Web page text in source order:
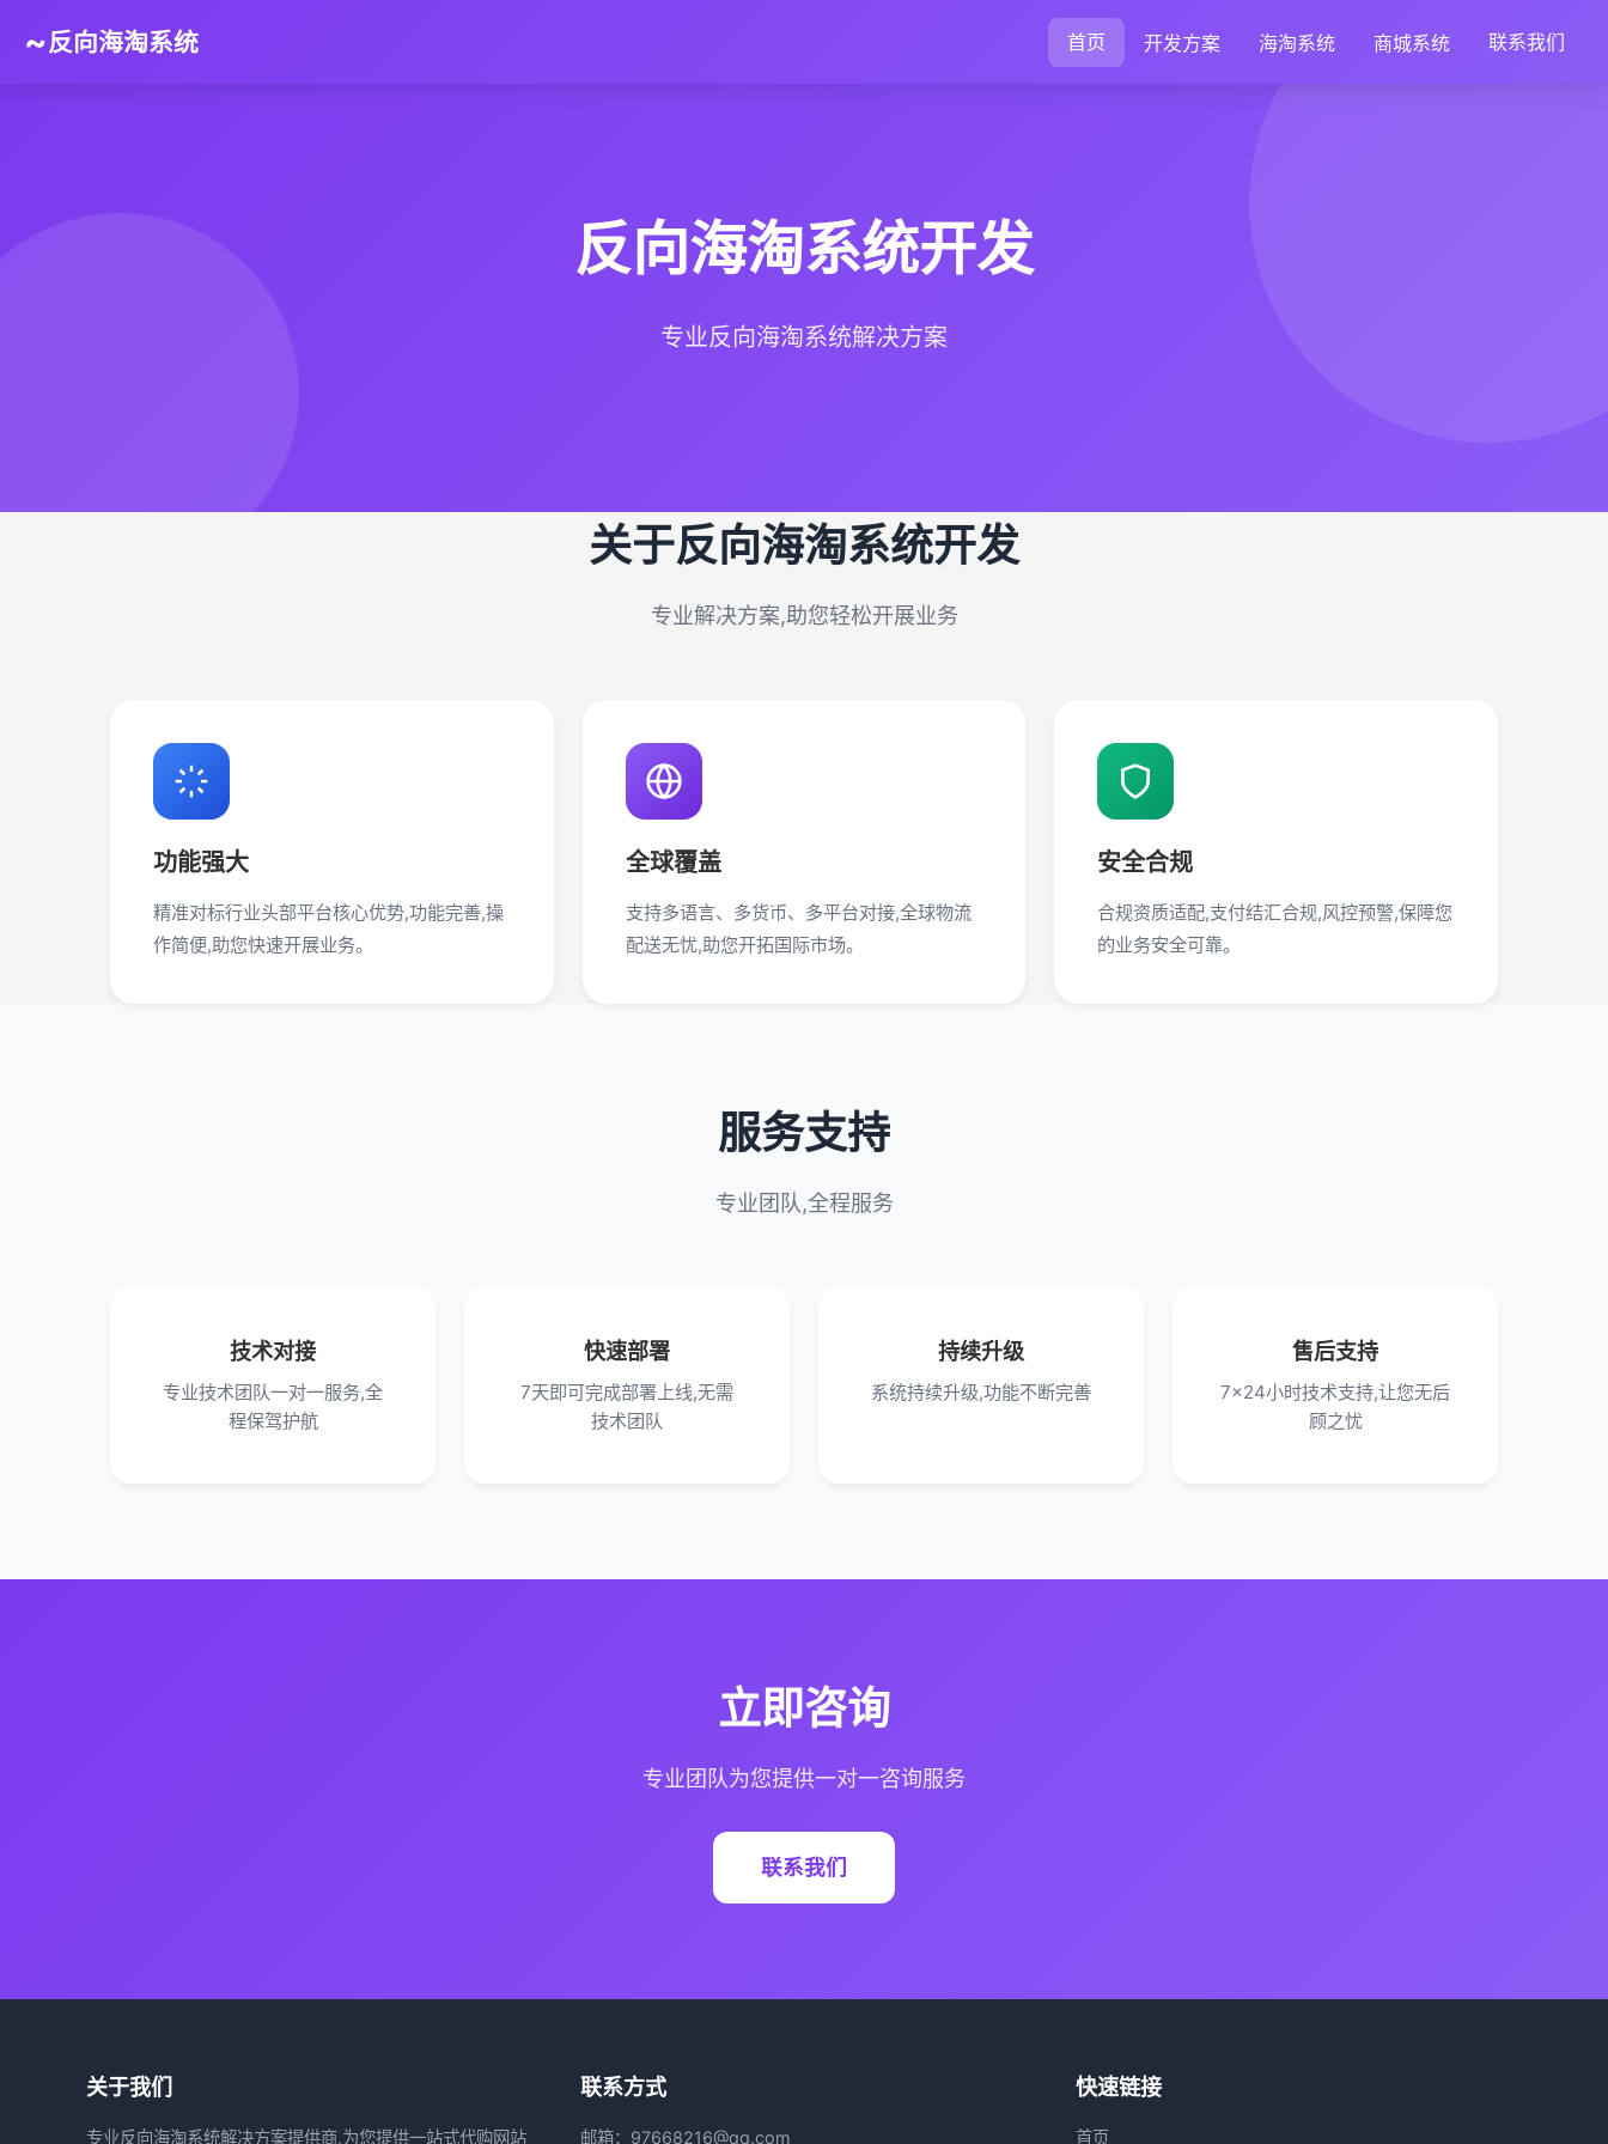
~反向海淘系统 首页 开发方案 海淘系统 商城系统 联系我们
反向海淘系统开发
专业反向海淘系统解决方案
关于反向海淘系统开发
专业解决方案,助您轻松开展业务
功能强大
精准对标行业头部平台核心优势,功能完善,操
作简便,助您快速开展业务。
全球覆盖
支持多语言、多货币、多平台对接,全球物流
配送无忧,助您开拓国际市场。
安全合规
合规资质适配,支付结汇合规,风控预警,保障您
的业务安全可靠。
服务支持
专业团队,全程服务
技术对接
专业技术团队一对一服务,全
程保驾护航
快速部署
7天即可完成部署上线,无需
技术团队
持续升级
系统持续升级,功能不断完善
售后支持
7x24小时技术支持,让您无后
顾之忧
立即咨询
专业团队为您提供一对一咨询服务
联系我们
关于我们
专业反向海淘系统解决方案提供商,为您提供一站式代购网站
联系方式
邮箱：97668216@qq.com
快速链接
首页